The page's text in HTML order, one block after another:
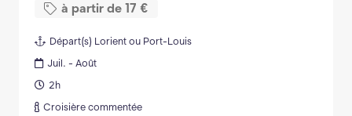
à partir de17 €
Départ(s) Lorient ou Port-Louis
Juil. - Août
2h
Croisière commentée